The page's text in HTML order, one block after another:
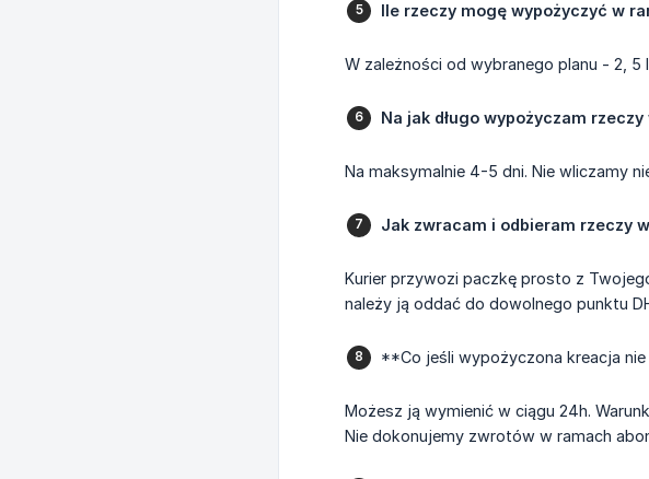
Ile rzeczy mogę wypożyczyć w
W zależności od wybranego planu - 2, 5
Na jak długo wypożyczam
Na maksymalnie 4-5 dni. Nie wliczamy
Jak zwracam i odbieram rzeczy
Kurier przywozi paczkę prosto z
należy ją oddać do dowolnego punktu
**Co jeśli wypożyczona kreacja
Możesz ją wymienić w ciągu 24h.
Nie dokonujemy zwrotów w ramach